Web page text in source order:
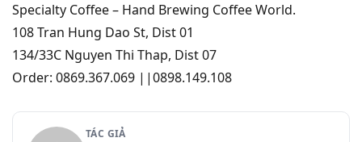
Specialty Coffee – Hand Brewing Coffee World.
108 Tran Hung Dao St, Dist 01
134/33C Nguyen Thi Thap, Dist 07
Order: 0869.367.069 ||0898.149.108
TÁC GIẢ